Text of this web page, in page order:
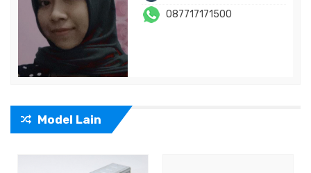
087717171500
Model Lain